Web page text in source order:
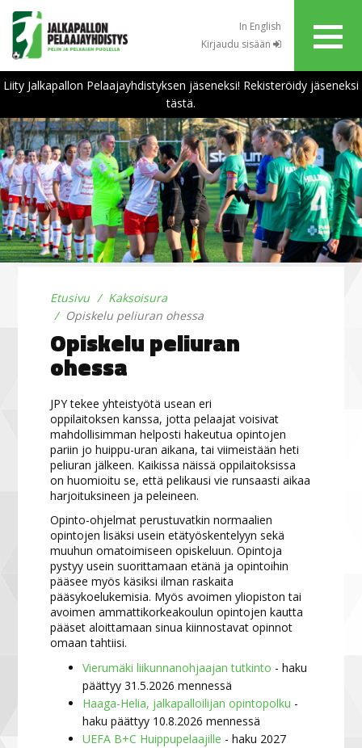
In English
Kirjaudu sisään
Liity Jalkapallon Pelaajayhdistyksen jäseneksi! Rekisteröidy jäseneksi
tästä.
Etusivu
Kaksoisura
Opiskelu peliuran ohessa
Opiskelu peliuran
ohessa
JPY tekee yhteistyötä usean eri
oppilaitoksen kanssa, jotta pelaajat voisivat
mahdollisimman helposti hakeutua opintojen
pariin jo huippu-uran aikana, tai viimeistään heti
peliuran jälkeen. Kaikissa näissä oppilaitoksissa
on huomioitu se, että pelikausi vie runsaasti aikaa
harjoituksineen ja peleineen.
Opinto-ohjelmat perustuvatkin normaalien
opintojen lisäksi usein etätyöskentelyyn sekä
muuhun omatoimiseen opiskeluun. Opintoja
pystyy usein suorittamaan etänä ja opintoihin
pääsee myös käsiksi ilman raskaita
pääsykoelukemisia. Myös avoimen yliopiston tai
avoimen ammattikorkeakoulun opintojen kautta
pääset aloittamaan sinua kiinnostavat opinnot
omaan tahtiisi.
Vierumäki liikunnanohjaajan tutkinto - haku
päättyy 31.5.2026 mennessä
Haaga-Helia, jalkapalloilijan opintopolku -
haku päättyy 10.8.2026 mennessä
UEFA B+C Huippupelaajille - haku 2027